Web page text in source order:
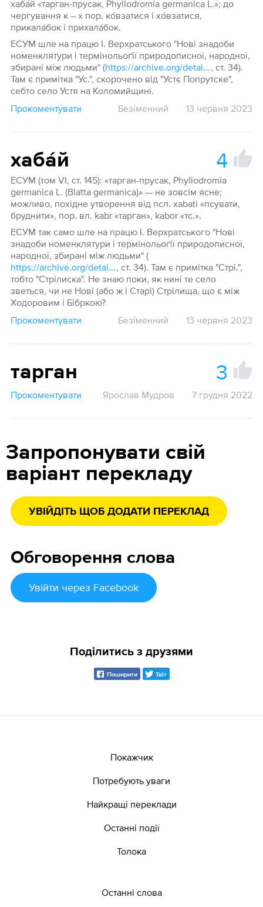
хаба́й «тарган-прусак, Phyllodromia germanica L.»; до
чергування к – х пор. ко́взатися і хо́взатися,
прикала́бок і прихала́бок.
ЕСУМ шле на працю І. Верхратського "Нові знадоби
номенклятури і термінольоґії природописної, народної,
збирані між людьми" (
https://archive.org/details/slovn32/page/n18/mode/1up , ст. 34).
Там є примітка "Ус.", скорочено від "Устє Попрутске",
себто село Устя на Коломийщині.
Прокоментувати
Безіменний 13 червня 2023
хаба́й 4
ЕСУМ (том VI, ст. 145): «тарган-прусак, Phyllodromia
germanica L. (Blatta germanica)» — не зовсім ясне;
можливо, похідне утворення від псл. xabati «псувати,
бруднити», пор. вл. kabr «тарган», kabor «тс.».
ЕСУМ так само шле на працю І. Верхратського "Нові
знадоби номенклятури і термінольоґії природописної,
народної, збирані між людьми" (
https://archive.org/details/slovn32/page/n18/mode/1up , ст. 34). Там є примітка "Стрі.",
тобто "Стрілиска". Не знаю поки, як нині те село
зветься, чи не Нові (або ж і Старі) Стрілища, що є між
Ходоровим і Бібркою?
Прокоментувати
Безіменний 13 червня 2023
тарган 3
Прокоментувати Ярослав Мудров 7 грудня 2022
Запропонувати свій
варіант перекладу
УВІЙДІТЬ ЩОБ ДОДАТИ ПЕРЕКЛАД
Обговорення слова
Увійти через Facebook
Поділитись з друзями
Поширити Твіт
Покажчик
Потребують уваги
Найкращі переклади
Останні події
Толока
Останні слова